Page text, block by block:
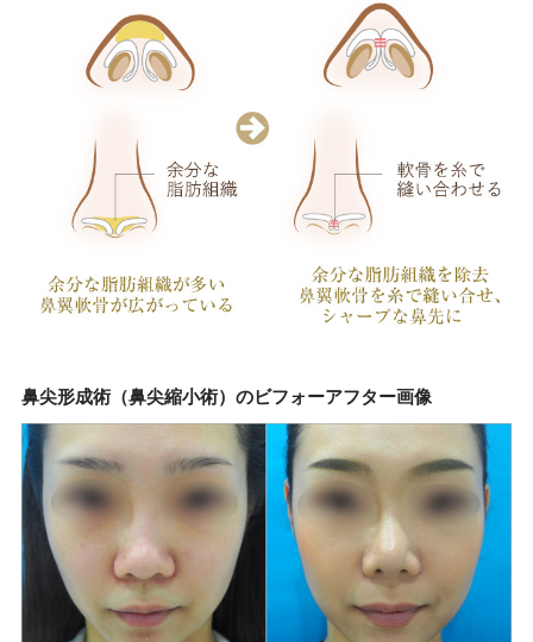
鼻尖形成術（鼻尖縮小術）のビフォーアフター画像